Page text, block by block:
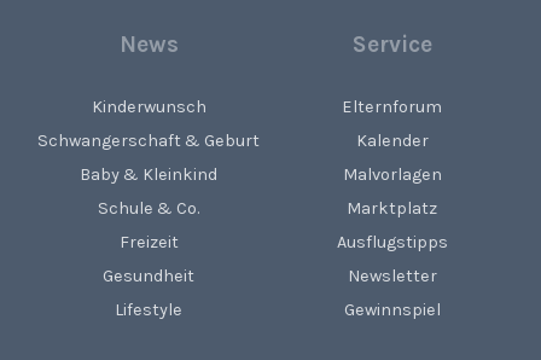
News
Kinderwunsch
Schwangerschaft & Geburt
Baby & Kleinkind
Schule & Co.
Freizeit
Gesundheit
Lifestyle
Service
Elternforum
Kalender
Malvorlagen
Marktplatz
Ausflugstipps
Newsletter
Gewinnspiel